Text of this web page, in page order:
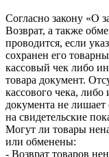
Согласно закону «О
Возврат, а также
проводится, если
сохранен его
кассовый чек либо
товара документ.
кассового чека,
документа не лишает
на свидетельские
Могут ли товары
или обменены:
- Возврат товаров